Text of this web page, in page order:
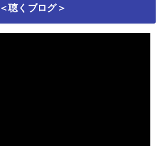
聴くブログ＞